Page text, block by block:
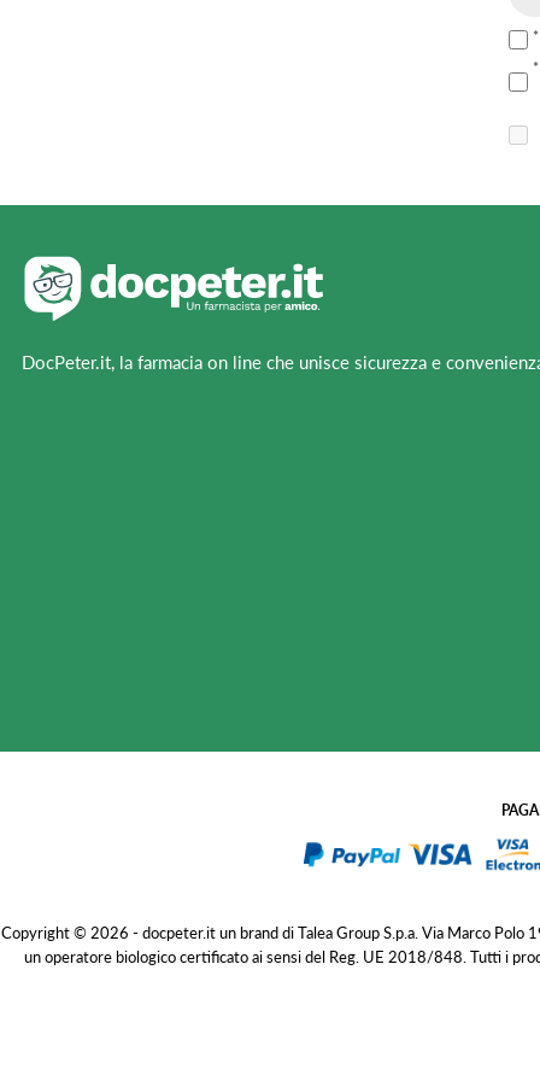
DocPeter.it, la farmacia on line che unisce sicurezza e
Copyright © 2026 - docpeter.it un brand di Talea Group S.p.a. Via Marco
un operatore biologico certificato ai sensi del Reg. UE 2018/848. Tutti i